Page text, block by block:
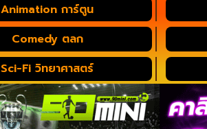
Animation การ์ตูน
Comedy ตลก
Sci-Fi วิทยาศาสตร์